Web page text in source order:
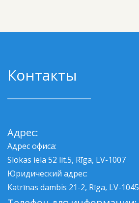
Контакты
Адрес:
Адрес офиса:
Slokas iela 52 lit.5, Rīga, LV-1007
Юридический адрес:
Katrīnas dambis 21-2, Rīga, LV-1045